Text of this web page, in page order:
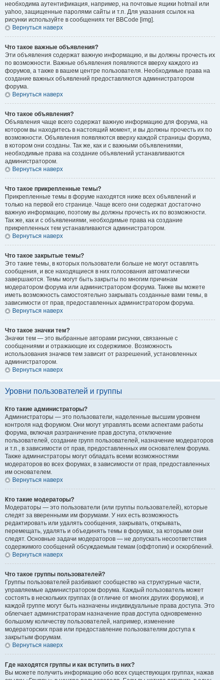
необходима аутентификация, например, на почтовые ящики hotmail или
yahoo, защищенные паролями сайты и т.п. Для указания ссылок на
рисунки используйте в сообщениях тег BBCode [img].
Вернуться наверх
Что такое важные объявления?
Эти объявления содержат важную информацию, и вы должны прочесть их
по возможности. Важные объявления появляются вверху каждого из
форумов, а также в вашем центре пользователя. Необходимые права на
создание важных объявлений предоставляются администратором
форума.
Вернуться наверх
Что такое объявления?
Объявления чаще всего содержат важную информацию для форума, на
котором вы находитесь в настоящий момент, и вы должны прочесть их по
возможности. Объявления появляются вверху каждой страницы форума,
в котором они созданы. Так же, как и с важными объявлениями,
необходимые права на создание объявлений устанавливаются
администратором.
Вернуться наверх
Что такое прикрепленные темы?
Прикрепленные темы в форуме находятся ниже всех объявлений и
только на первой его странице. Чаще всего они содержат достаточно
важную информацию, поэтому вы должны прочесть их по возможности.
Так же, как и с объявлениями, необходимые права на создание
прикрепленных тем устанавливаются администратором.
Вернуться наверх
Что такое закрытые темы?
Это такие темы, в которых пользователи больше не могут оставлять
сообщения, и все находящиеся в них голосования автоматически
завершаются. Темы могут быть закрыты по многим причинам
модератором форума или администратором форума. Также вы можете
иметь возможность самостоятельно закрывать созданные вами темы, в
зависимости от прав, предоставленных администратором форума.
Вернуться наверх
Что такое значки тем?
Значки тем — это выбранные авторами рисунки, связанные с
сообщениями и отражающие их содержимое. Возможность
использования значков тем зависит от разрешений, установленных
администратором.
Вернуться наверх
Уровни пользователей и группы
Кто такие администраторы?
Администраторы — это пользователи, наделенные высшим уровнем
контроля над форумом. Они могут управлять всеми аспектами работы
форума, включая разграничение прав доступа, отключение
пользователей, создание групп пользователей, назначение модераторов
и т.п., в зависимости от прав, предоставленных им основателем форума.
Также администраторы могут обладать всеми возможностями
модераторов во всех форумах, в зависимости от прав, предоставленных
им основателем.
Вернуться наверх
Кто такие модераторы?
Модераторы — это пользователи (или группы пользователей), которые
следят за вверенными им форумами. У них есть возможность
редактировать или удалять сообщения, закрывать, открывать,
перемещать, удалять и объединять темы в форумах, за которыми они
следят. Основные задачи модераторов — не допускать несоответствия
содержимого сообщений обсуждаемым темам (оффтопик) и оскорблений.
Вернуться наверх
Что такое группы пользователей?
Группы пользователей разбивают сообщество на структурные части,
управляемые администратором форума. Каждый пользователь может
состоять в нескольких группах (в отличие от многих других форумов), и
каждой группе могут быть назначены индивидуальные права доступа. Это
облегчает администраторам назначение прав доступа одновременно
большому количеству пользователей, например, изменение
модераторских прав или предоставление пользователям доступа к
закрытым форумам.
Вернуться наверх
Где находятся группы и как вступить в них?
Вы можете получить информацию обо всех существующих группах, нажав